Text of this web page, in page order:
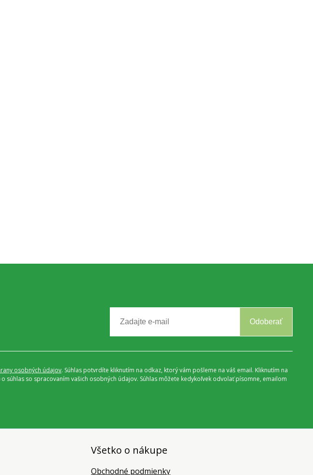
Odoberať
osobných údajov. Súhlas potvrdíte kliknutím na odkaz, ktorý vám pošleme na váš email. Kliknutím na
so spracovaním vašich osobných údajov. Súhlas môžete kedykoľvek odvolať písomne, emailom
Všetko o nákupe
Obchodné podmienky